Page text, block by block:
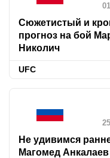
Сюжетистый и
прогноз на бой
Николич
UFC
Не удивимся
Магомед